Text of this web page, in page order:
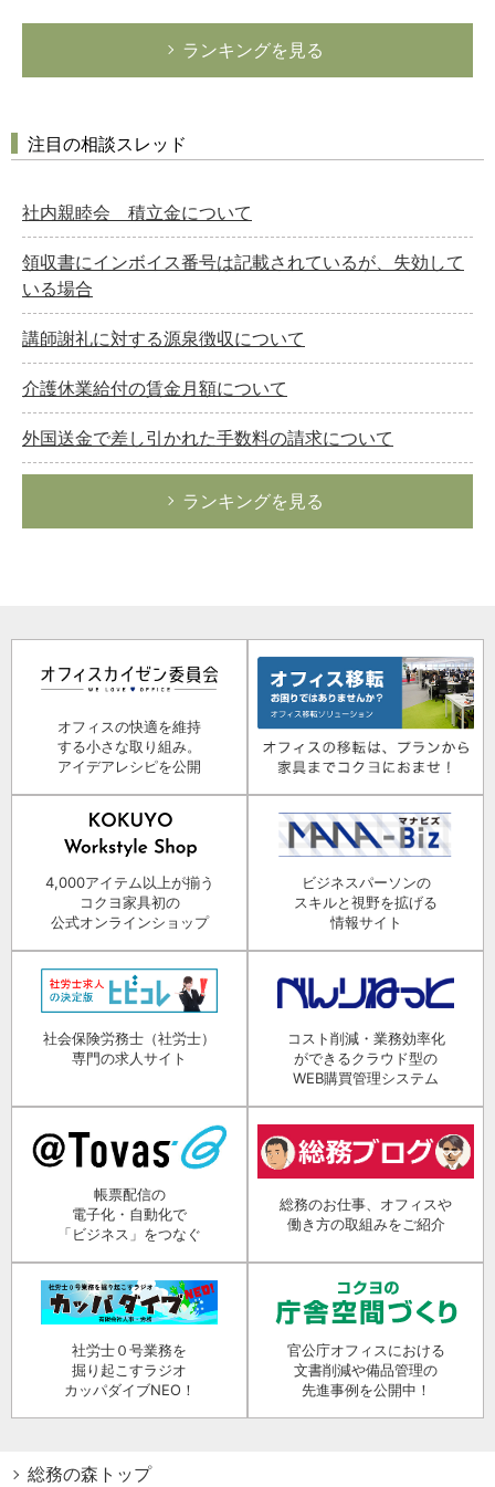
ランキングを見る
注目の相談スレッド
社内親睦会 積立金について
領収書にインボイス番号は記載されているが、失効して
いる場合
講師謝礼に対する源泉徴収について
介護休業給付の賃金月額について
外国送金で差し引かれた手数料の請求について
ランキングを見る
オフィスの快適を維持
する小さな取り組み。
アイデアレシピを公開
4,000アイテム以上が揃う
コクヨ家具初の
公式オンラインショップ
ビジネスパーソンの
スキルと視野を拡げる
情報サイト
社会保険労務士（社労士）
専門の求人サイト
コスト削減・業務効率化
ができるクラウド型の
WEB購買管理システム
帳票配信の
電子化・自動化で
「ビジネス」をつなぐ
総務のお仕事、オフィスや
働き方の取組みをご紹介
社労士０号業務を
掘り起こすラジオ
カッパダイブNEO！
官公庁オフィスにおける
文書削減や備品管理の
先進事例を公開中！
総務の森トップ